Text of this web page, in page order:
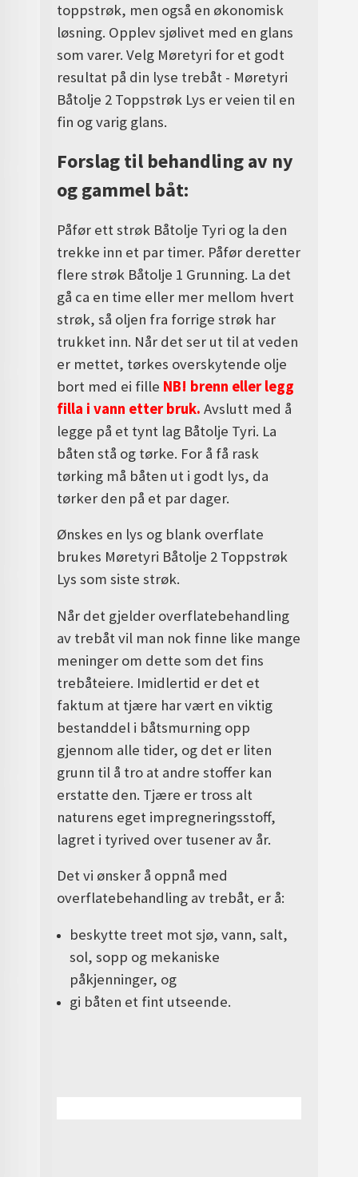
toppstrøk, men også en økonomisk
løsning. Opplev sjølivet med en glans
som varer. Velg Møretyri for et godt
resultat på din lyse trebåt - Møretyri
Båtolje 2 Toppstrøk Lys er veien til en
fin og varig glans.
Forslag til behandling av ny
og gammel båt:
Påfør ett strøk Båtolje Tyri og la den
trekke inn et par timer. Påfør deretter
flere strøk Båtolje 1 Grunning. La det
gå ca en time eller mer mellom hvert
strøk, så oljen fra forrige strøk har
trukket inn. Når det ser ut til at veden
er mettet, tørkes overskytende olje
bort med ei fille NB! brenn eller legg
filla i vann etter bruk. Avslutt med å
legge på et tynt lag Båtolje Tyri. La
båten stå og tørke. For å få rask
tørking må båten ut i godt lys, da
tørker den på et par dager.
Ønskes en lys og blank overflate
brukes Møretyri Båtolje 2 Toppstrøk
Lys som siste strøk.
Når det gjelder overflatebehandling
av trebåt vil man nok finne like mange
meninger om dette som det fins
trebåteiere. Imidlertid er det et
faktum at tjære har vært en viktig
bestanddel i båtsmurning opp
gjennom alle tider, og det er liten
grunn til å tro at andre stoffer kan
erstatte den. Tjære er tross alt
naturens eget impregneringsstoff,
lagret i tyrived over tusener av år.
Det vi ønsker å oppnå med
overflatebehandling av trebåt, er å:
beskytte treet mot sjø, vann, salt,
sol, sopp og mekaniske
påkjenninger, og
gi båten et fint utseende.